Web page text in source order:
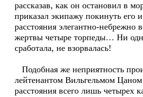
рассказав, как он остановил в
приказал экипажу покинуть его
расстояния элегантно-небрежно
жертвы четыре торпеды… Ни
сработала, не взорвалась!
Подобная же неприятность
лейтенантом Вильгельмом
расстояния всего лишь четырех